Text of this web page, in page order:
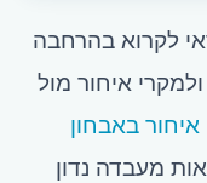
לקרוא בהרחבה
איחור מול
איחור באבחון
מעבדה נדון